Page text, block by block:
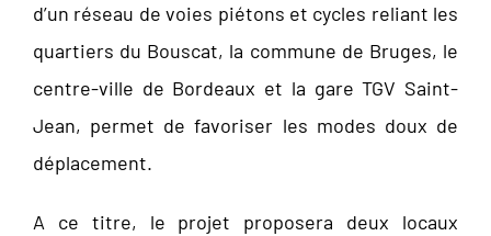
d’un réseau de voies piétons et cycles reliant les
quartiers du Bouscat, la commune de Bruges, le
centre-ville de Bordeaux et la gare TGV Saint-
Jean, permet de favoriser les modes doux de
déplacement.
A ce titre, le projet proposera deux locaux